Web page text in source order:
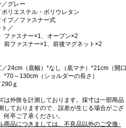
グレー
リエステル・ポリウレタン
プ／ファスナー式
／
ファスナー×1、オープン×2
前ファスナー×1、前後マグネット×2
24cm（底幅）*なし（底マチ）*21cm（開口
*70～130cm（ショルダーの長さ）
ｇ
は外側を計測しております。採寸は一部商品
しておりますので、誤差が生じる場合がござ
何卒ご了承ください。
商品につきましては、不良品以外のご交換･